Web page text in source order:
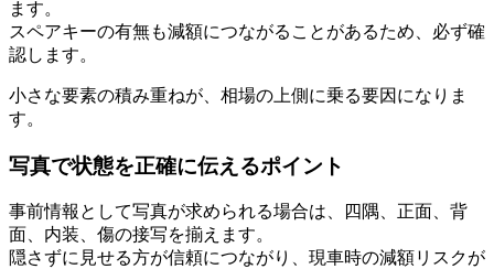
ます。
スペアキーの有無も減額につながることがあるため、必ず確
認します。
小さな要素の積み重ねが、相場の上側に乗る要因になりま
す。
写真で状態を正確に伝えるポイント
事前情報として写真が求められる場合は、四隅、正面、背
面、内装、傷の接写を揃えます。
隠さずに見せる方が信頼につながり、現車時の減額リスクが